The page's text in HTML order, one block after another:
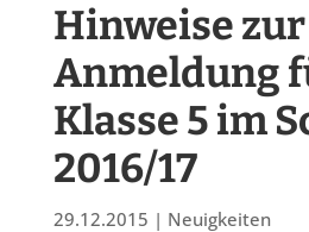
Hinweise zur
Anmeldung
Klasse 5 im
2016/17
29.12.2015 | Neuigkeiten